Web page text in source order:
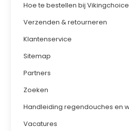
Hoe te bestellen bij
Verzenden & retourneren
Klantenservice
Sitemap
Partners
Zoeken
Handleiding regendouches en
Vacatures